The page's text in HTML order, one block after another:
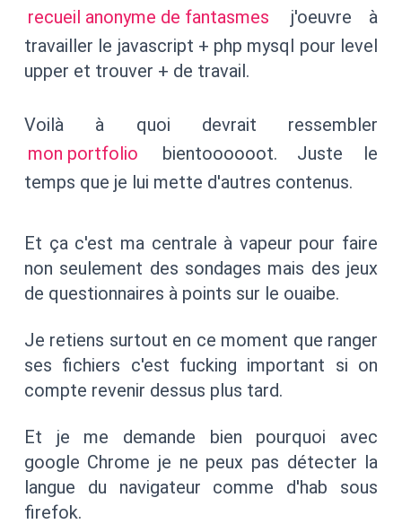
recueil anonyme de fantasmes
j'oeuvre à
travailler le javascript + php mysql pour level
upper et trouver + de travail.
Voilà à quoi devrait ressembler
mon portfolio
bientoooooot. Juste le
temps que je lui mette d'autres contenus.
Et ça c'est ma centrale à vapeur pour faire
non seulement des sondages mais des jeux
de questionnaires à points sur le ouaibe.
Je retiens surtout en ce moment que ranger
ses fichiers c'est fucking important si on
compte revenir dessus plus tard.
Et je me demande bien pourquoi avec
google Chrome je ne peux pas détecter la
langue du navigateur comme d'hab sous
firefok.